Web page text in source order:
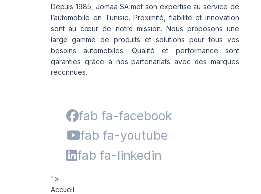
Depuis 1985, Jomaa SA met son expertise au service de
l’automobile en Tunisie. Proximité, fiabilité et innovation
sont au cœur de notre mission. Nous proposons une
large gamme de produits et solutions pour tous vos
besoins automobiles. Qualité et performance sont
garanties grâce à nos partenariats avec des marques
reconnues.
fab fa-facebook
fab fa-youtube
fab fa-linkedin
">
Accueil